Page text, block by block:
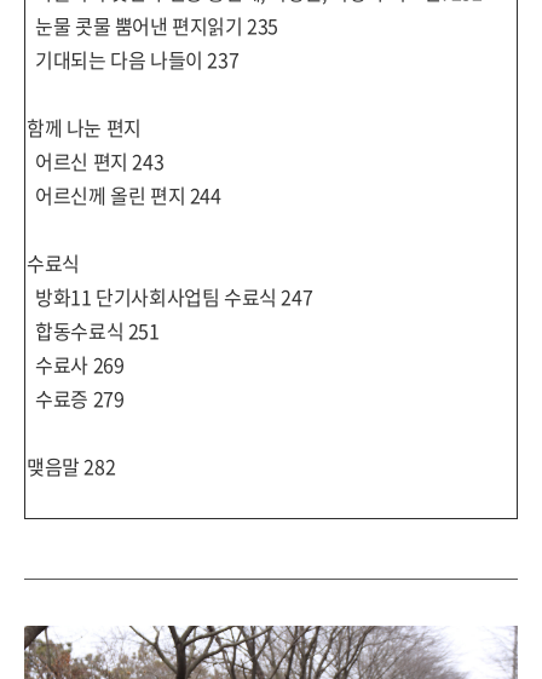
눈물 콧물 뿜어낸 편지읽기 235
기대되는 다음 나들이 237
함께 나눈 편지
어르신 편지 243
어르신께 올린 편지 244
수료식
방화11 단기사회사업팀 수료식 247
합동수료식 251
수료사269
수료증 279
맺음말282